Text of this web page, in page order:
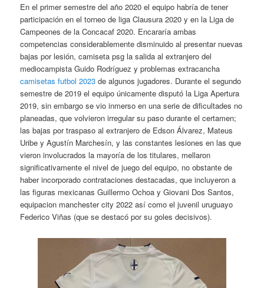
En el primer semestre del año 2020 el equipo habría de tener
participación en el torneo de liga Clausura 2020 y en la Liga de
Campeones de la Concacaf 2020. Encararía ambas
competencias considerablemente disminuido al presentar nuevas
bajas por lesión, camiseta psg la salida al extranjero del
mediocampista Guido Rodríguez y problemas extracancha
camisetas futbol 2023 de algunos jugadores. Durante el segundo
semestre de 2019 el equipo únicamente disputó la Liga Apertura
2019, sin embargo se vio inmerso en una serie de dificultades no
planeadas, que volvieron irregular su paso durante el certamen;
las bajas por traspaso al extranjero de Edson Álvarez, Mateus
Uribe y Agustín Marchesín, y las constantes lesiones en las que
vieron involucrados la mayoría de los titulares, mellaron
significativamente el nivel de juego del equipo, no obstante de
haber incorporado contrataciones destacadas, que incluyeron a
las figuras mexicanas Guillermo Ochoa y Giovani Dos Santos,
equipacion manchester city 2022 así como el juvenil uruguayo
Federico Viñas (que se destacó por su goles decisivos).